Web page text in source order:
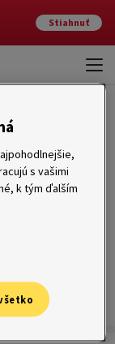
Stiahnuť
Home
rámec. Ak
s vašimi
k tým ďalším